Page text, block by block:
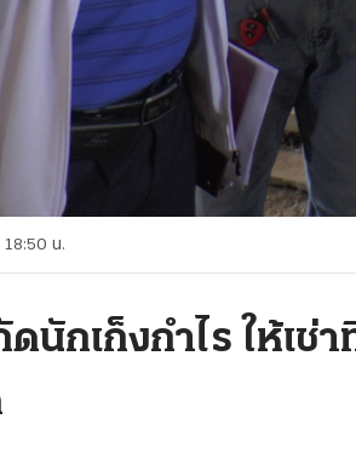
18:50 น.
นักเก็งกำไร ให้เช่